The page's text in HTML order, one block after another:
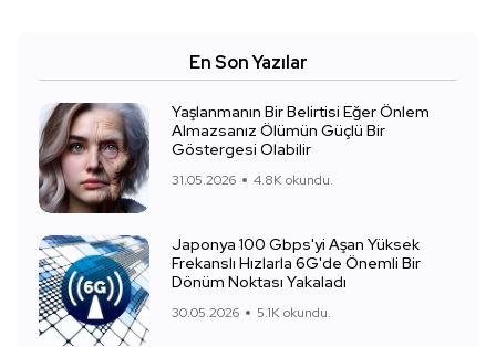
En Son Yazılar
Yaşlanmanın Bir Belirtisi Eğer Önlem
Almazsanız Ölümün Güçlü Bir
Göstergesi Olabilir
31.05.2026 4.8K okundu.
Japonya 100 Gbps'yi Aşan Yüksek
Frekanslı Hızlarla 6G'de Önemli Bir
Dönüm Noktası Yakaladı
30.05.2026 5.1K okundu.